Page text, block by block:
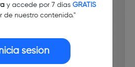
y accede por 7 días GRATIS
de nuestro contenido."
sesión